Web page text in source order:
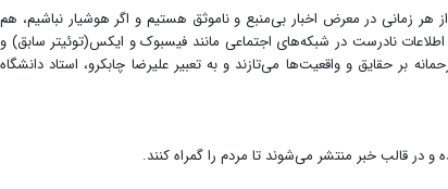
زمانی در معرض اخبار بی‌منبع و ناموثق هستیم و اگر هوشیار نباشیم، هم
نادرست در شبکه‌های اجتماعی مانند فیسبوک و ایکس(توئیتر سابق) و
حقایق و واقعیت‌ها می‌تازند و به تعبیر علیرضا چابکرو، استاد دانشگاه
در قالب خبر منتشر می‌شوند تا مردم را گمراه کنند.